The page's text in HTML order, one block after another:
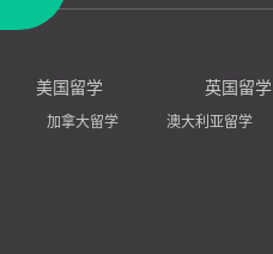
美国留学 英国留学
加拿大留学 澳大利亚留学